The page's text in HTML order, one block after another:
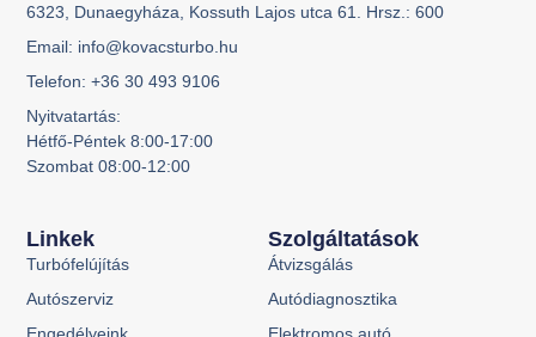
Szolgáltatások
Átvizsgálás
Autódiagnosztika
Linkek
Turbófelújítás
Autószerviz
6323, Dunaegyháza, Kossuth Lajos utca 61. Hrsz.: 600
Email: info@kovacsturbo.hu
Telefon: +36 30 493 9106
Nyitvatartás:
Hétfő-Péntek 8:00-17:00
Szombat 08:00-12:00